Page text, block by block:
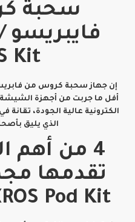
سحبة
Kit
إن جهاز سحبة كروس من
أفل ما جربت من أجهزة الشيشة
الكترونية عالية الجودة،
الذي يليق
4 من أهم
تقدمها
Pod Kit